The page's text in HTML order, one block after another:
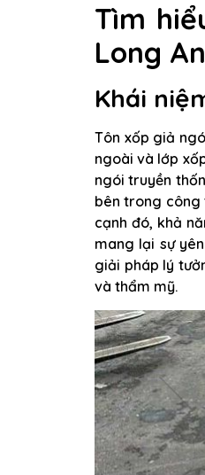
Tìm
Long An
Khái
Tôn xốp giả
ngoài và lớp
ngói truyền
bên trong công
cạnh đó, khả
mang lại sự
giải pháp lý
và thẩm mỹ.